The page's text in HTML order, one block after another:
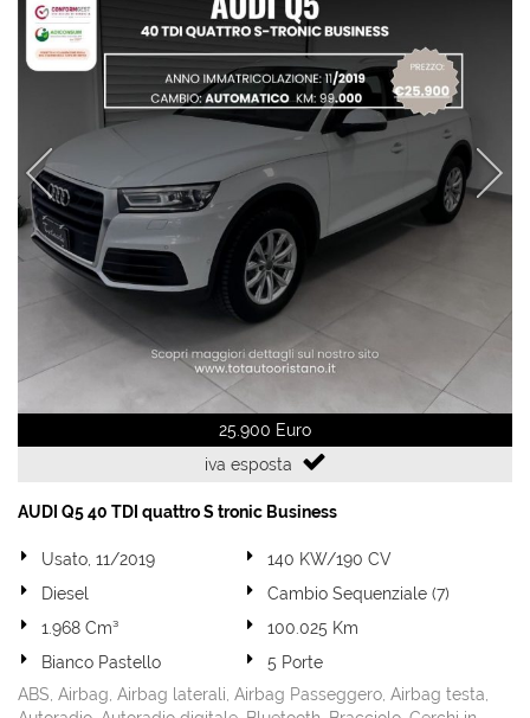
25.900 Euro
iva esposta
AUDI Q5 40 TDI quattro S tronic Business
Usato, 11/2019
140 KW/190 CV
Diesel
Cambio Sequenziale (7)
1.968 Cm³
100.025 Km
Bianco Pastello
5 Porte
ABS, Airbag, Airbag laterali, Airbag Passeggero, Airbag testa,